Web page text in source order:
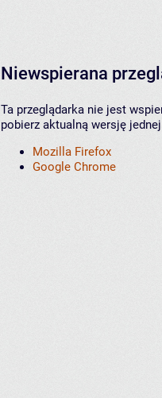
Niewspierana
Ta przeglądarka nie jest
pobierz aktualną wersję
Mozilla Firefox
Google Chrome